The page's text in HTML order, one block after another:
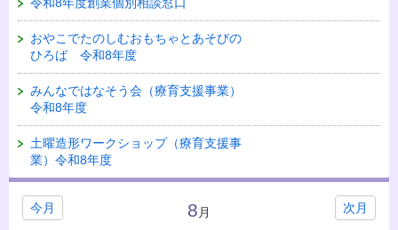
おやこでたのしむおもちゃとあそびの
ひろば 令和8年度
みんなではなそう会（療育支援事業）
令和8年度
土曜造形ワークショップ（療育支援事
業）令和8年度
今月 次月
8 月